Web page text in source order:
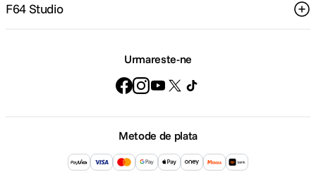
F64 Studio
Urmareste-ne
Metode de plata